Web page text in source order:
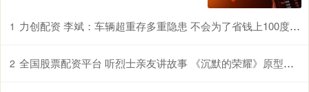
1 力创配资 李斌：车辆超重存多重隐患 不会为了省钱上100度磷酸铁锂电池
2 全国股票配资平台 听烈士亲友讲故事 《沉默的荣耀》原型亲友走进厦门大学宣讲